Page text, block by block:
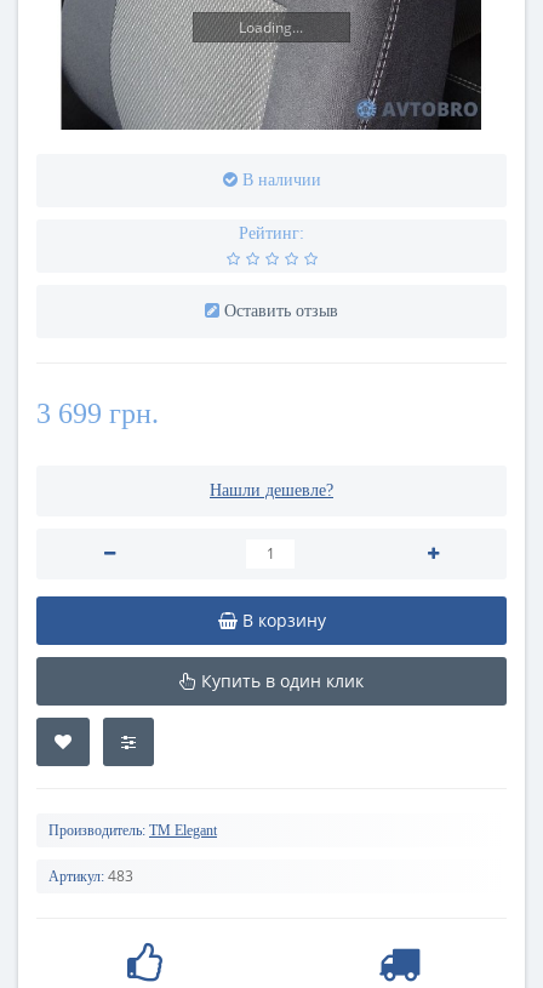
Loading...
В наличии
Рейтинг:
Оставить отзыв
3 699 грн.
Нашли дешевле?
В корзину
Купить в один клик
Производитель: TM Elegant
Артикул: 483